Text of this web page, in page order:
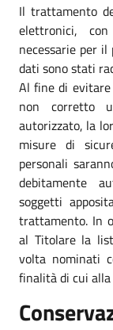
Il trattamento
elettronici,
necessarie per
dati sono stati
Al fine di
non corretto
autorizzato, la
misure di
personali
debitamente
soggetti
trattamento. In
al Titolare la
volta nominati
finalità di cui